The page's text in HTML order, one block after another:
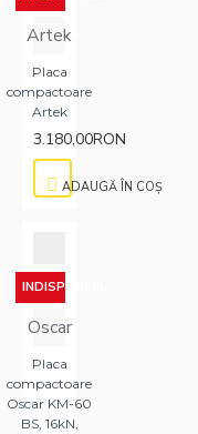
Artek
Placa
compactoare
Artek
3.180,00RON
ADAUGĂ ÎN COŞ
INDISPONIBIL
Oscar
Placa
compactoare
Oscar KM-60
BS, 16kN,